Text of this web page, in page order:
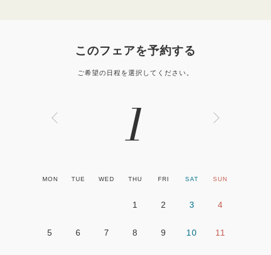
このフェアを予約する
ご希望の日程を選択してください。
1
MON TUE WED THU FRI SAT SUN
1 2 3 4
5 6 7 8 9 10 11